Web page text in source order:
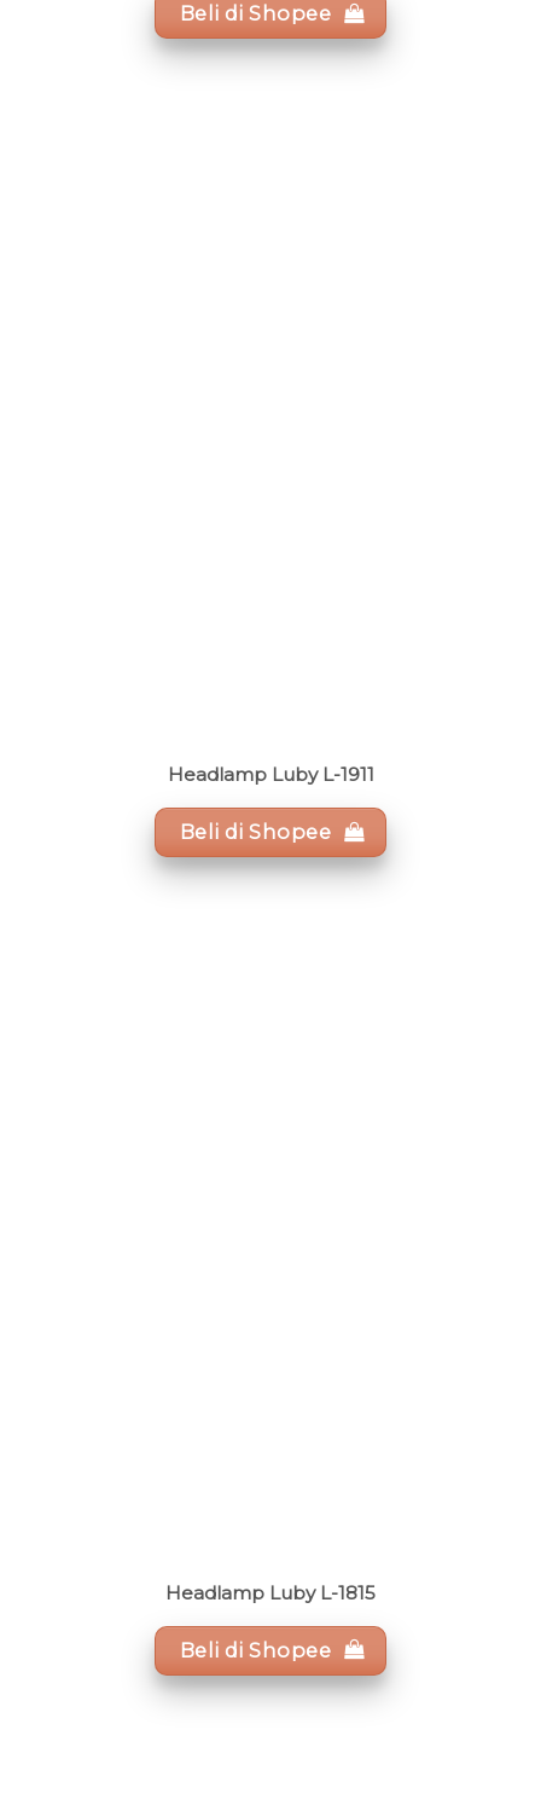
Beli di Shopee
Headlamp Luby L-1911
Beli di Shopee
Headlamp Luby L-1815
Beli di Shopee